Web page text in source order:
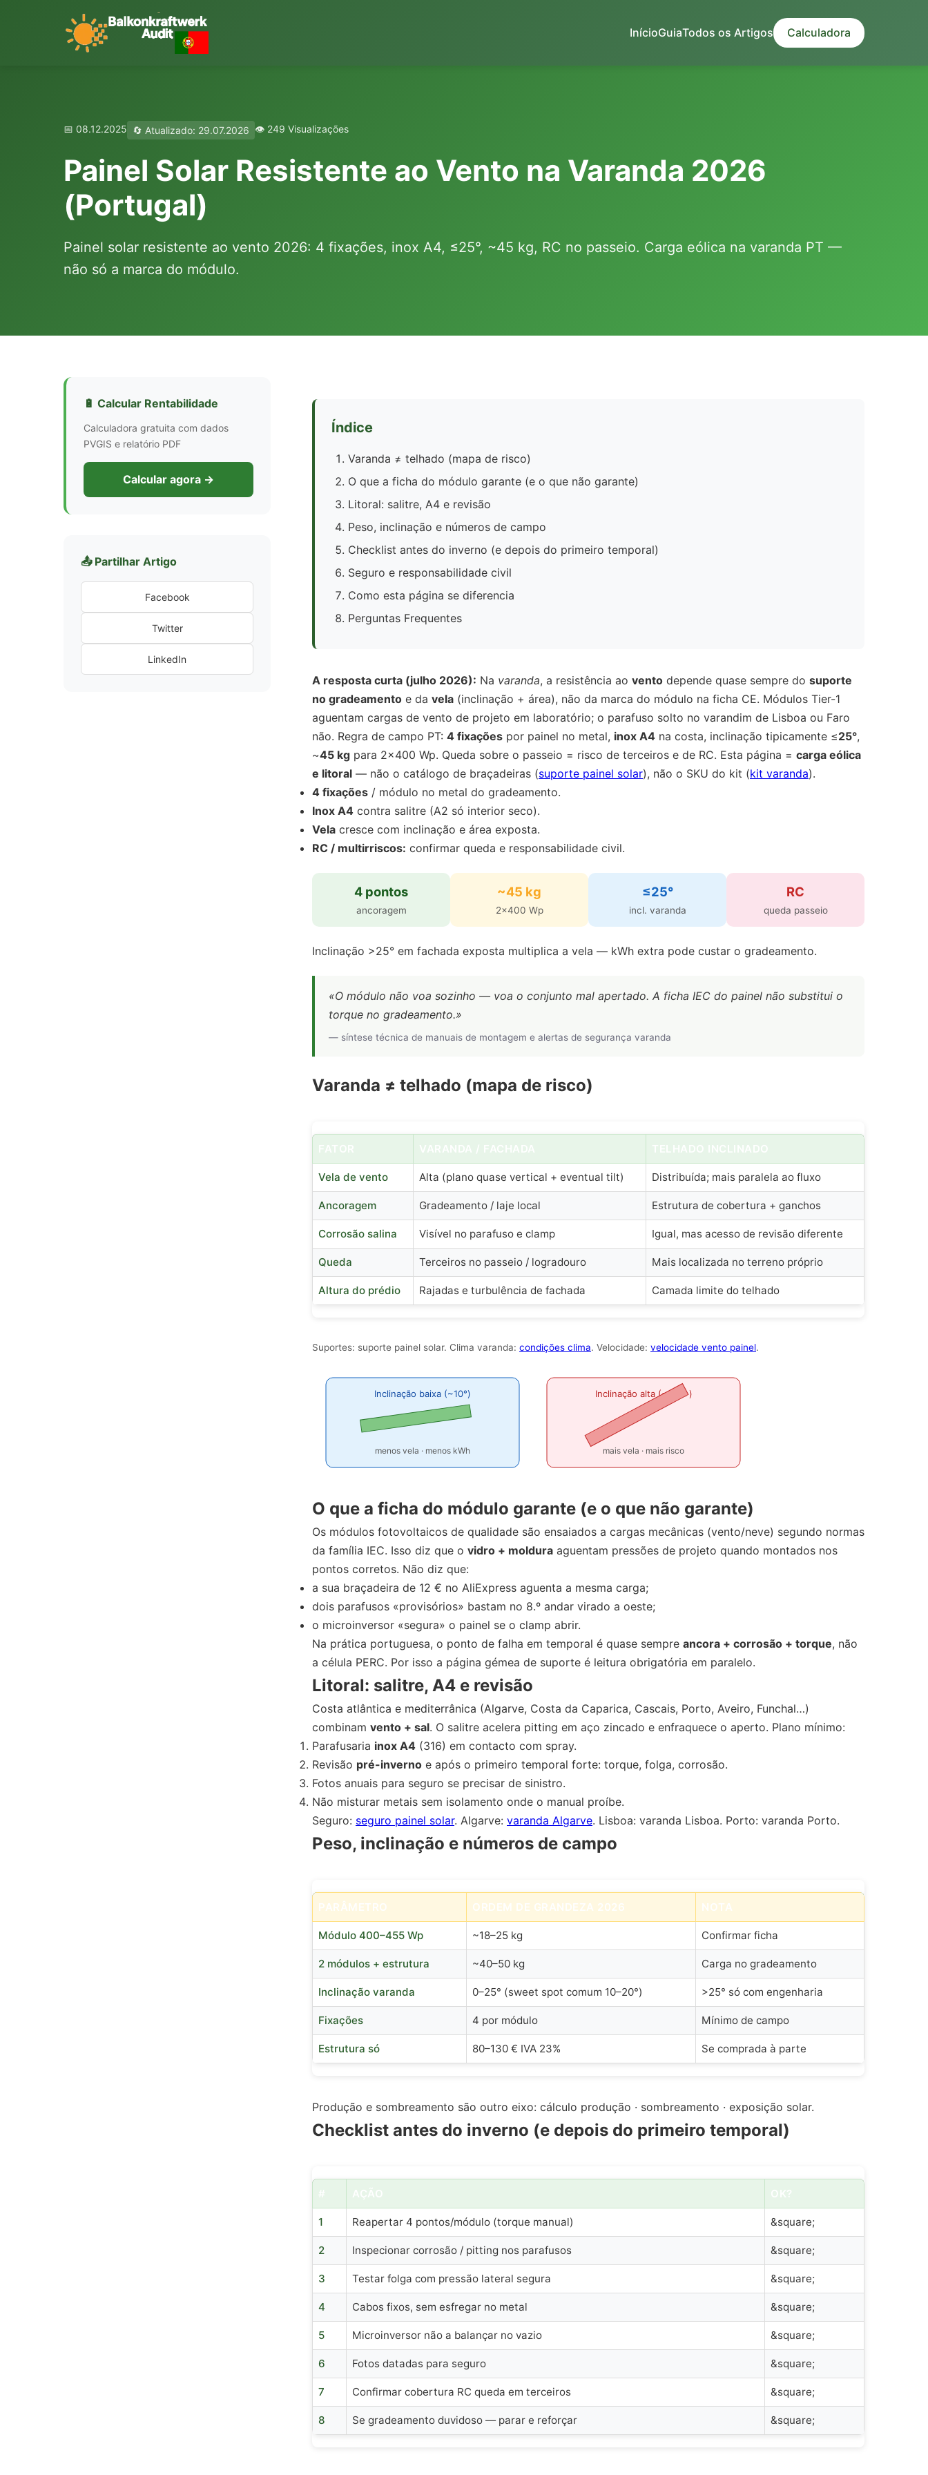
InícioGuiaTodos os Artigos Calculadora
📅 08.12.2025 🔄 Atualizado: 29.07.2026 👁️ 249 Visualizações
Painel Solar Resistente ao Vento na Varanda 2026
(Portugal)
Painel solar resistente ao vento 2026: 4 fixações, inox A4, ≤25°, ~45 kg, RC no passeio. Carga eólica na varanda PT —
não só a marca do módulo.
🔋 Calcular Rentabilidade
Calculadora gratuita com dados
PVGIS e relatório PDF
Calcular agora →
📤 Partilhar Artigo
Facebook
Twitter
LinkedIn
Índice
Varanda ≠ telhado (mapa de risco)
O que a ficha do módulo garante (e o que não garante)
Litoral: salitre, A4 e revisão
Peso, inclinação e números de campo
Checklist antes do inverno (e depois do primeiro temporal)
Seguro e responsabilidade civil
Como esta página se diferencia
Perguntas Frequentes
A resposta curta (julho 2026): Na varanda, a resistência ao vento depende quase sempre do suporte
no gradeamento e da vela (inclinação + área), não da marca do módulo na ficha CE. Módulos Tier-1
aguentam cargas de vento de projeto em laboratório; o parafuso solto no varandim de Lisboa ou Faro
não. Regra de campo PT: 4 fixações por painel no metal, inox A4 na costa, inclinação tipicamente ≤25°,
~45 kg para 2×400 Wp. Queda sobre o passeio = risco de terceiros e de RC. Esta página = carga eólica
e litoral — não o catálogo de braçadeiras (suporte painel solar), não o SKU do kit (kit varanda).
4 fixações / módulo no metal do gradeamento.
Inox A4 contra salitre (A2 só interior seco).
Vela cresce com inclinação e área exposta.
RC / multirriscos: confirmar queda e responsabilidade civil.
4 pontos
ancoragem
~45 kg
2×400 Wp
≤25°
incl. varanda
RC
queda passeio
Inclinação >25° em fachada exposta multiplica a vela — kWh extra pode custar o gradeamento.
«O módulo não voa sozinho — voa o conjunto mal apertado. A ficha IEC do painel não substitui o
torque no gradeamento.»
— síntese técnica de manuais de montagem e alertas de segurança varanda
Varanda ≠ telhado (mapa de risco)
Vela de vento Alta (plano quase vertical + eventual tilt) Distribuída; mais paralela ao fluxo
Ancoragem Gradeamento / laje local Estrutura de cobertura + ganchos
Corrosão salina Visível no parafuso e clamp Igual, mas acesso de revisão diferente
Queda Terceiros no passeio / logradouro Mais localizada no terreno próprio
Altura do prédio Rajadas e turbulência de fachada Camada limite do telhado
Suportes: suporte painel solar. Clima varanda: condições clima. Velocidade: velocidade vento painel.
Inclinação baixa (~10°)
menos vela · menos kWh
Inclinação alta (~30°+)
mais vela · mais risco
O que a ficha do módulo garante (e o que não garante)
Os módulos fotovoltaicos de qualidade são ensaiados a cargas mecânicas (vento/neve) segundo normas
da família IEC. Isso diz que o vidro + moldura aguentam pressões de projeto quando montados nos
pontos corretos. Não diz que:
a sua braçadeira de 12 € no AliExpress aguenta a mesma carga;
dois parafusos «provisórios» bastam no 8.º andar virado a oeste;
o microinversor «segura» o painel se o clamp abrir.
Na prática portuguesa, o ponto de falha em temporal é quase sempre ancora + corrosão + torque, não
a célula PERC. Por isso a página gémea de suporte é leitura obrigatória em paralelo.
Litoral: salitre, A4 e revisão
Costa atlântica e mediterrânica (Algarve, Costa da Caparica, Cascais, Porto, Aveiro, Funchal…)
combinam vento + sal. O salitre acelera pitting em aço zincado e enfraquece o aperto. Plano mínimo:
Parafusaria inox A4 (316) em contacto com spray.
Revisão pré-inverno e após o primeiro temporal forte: torque, folga, corrosão.
Fotos anuais para seguro se precisar de sinistro.
Não misturar metais sem isolamento onde o manual proíbe.
Seguro: seguro painel solar. Algarve: varanda Algarve. Lisboa: varanda Lisboa. Porto: varanda Porto.
Peso, inclinação e números de campo
PARÂMETRO ORDEM DE GRANDEZA 2026 NOTA
Módulo 400–455 Wp ~18–25 kg Confirmar ficha
2 módulos + estrutura ~40–50 kg Carga no gradeamento
Inclinação varanda 0–25° (sweet spot comum 10–20°) >25° só com engenharia
Fixações 4 por módulo Mínimo de campo
Estrutura só 80–130 € IVA 23% Se comprada à parte
Produção e sombreamento são outro eixo: cálculo produção · sombreamento · exposição solar.
Checklist antes do inverno (e depois do primeiro temporal)
1 Reapertar 4 pontos/módulo (torque manual) &square;
2 Inspecionar corrosão / pitting nos parafusos &square;
3 Testar folga com pressão lateral segura &square;
4 Cabos fixos, sem esfregar no metal &square;
5 Microinversor não a balançar no vazio &square;
6 Fotos datadas para seguro &square;
7 Confirmar cobertura RC queda em terceiros &square;
8 Se gradeamento duvidoso — parar e reforçar &square;